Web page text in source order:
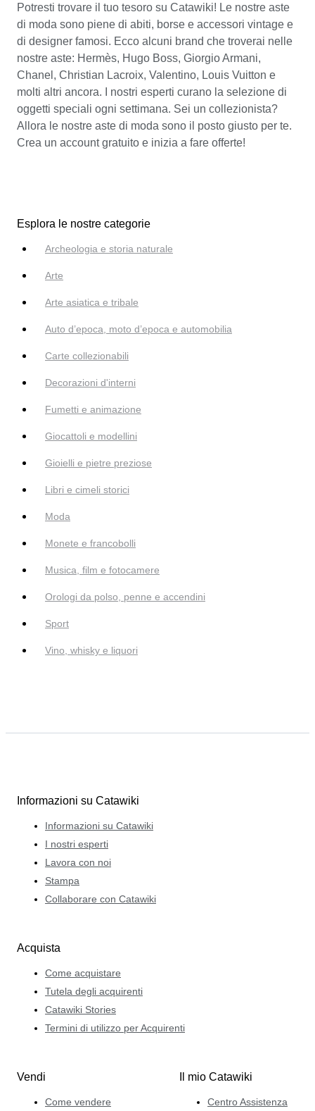
Potresti trovare il tuo tesoro su Catawiki! Le nostre aste
di moda sono piene di abiti, borse e accessori vintage e
di designer famosi. Ecco alcuni brand che troverai nelle
nostre aste: Hermès, Hugo Boss, Giorgio Armani,
Chanel, Christian Lacroix, Valentino, Louis Vuitton e
molti altri ancora. I nostri esperti curano la selezione di
oggetti speciali ogni settimana. Sei un collezionista?
Allora le nostre aste di moda sono il posto giusto per te.
Crea un account gratuito e inizia a fare offerte!
Esplora le nostre categorie
Archeologia e storia naturale
Arte
Arte asiatica e tribale
Auto d’epoca, moto d’epoca e automobilia
Carte collezionabili
Decorazioni d'interni
Fumetti e animazione
Giocattoli e modellini
Gioielli e pietre preziose
Libri e cimeli storici
Moda
Monete e francobolli
Musica, film e fotocamere
Orologi da polso, penne e accendini
Sport
Vino, whisky e liquori
Informazioni su Catawiki
Informazioni su Catawiki
I nostri esperti
Lavora con noi
Stampa
Collaborare con Catawiki
Acquista
Come acquistare
Tutela degli acquirenti
Catawiki Stories
Termini di utilizzo per Acquirenti
Vendi
Come vendere
Il mio Catawiki
Centro Assistenza